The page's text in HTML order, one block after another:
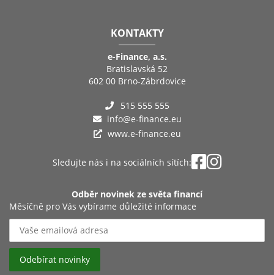
KONTAKTY
e-Finance, a.s.
Bratislavská 52
602 00 Brno-Zábrdovice
515 555 555
info@e-finance.eu
www.e-finance.eu
Sledujte nás i na sociálních sítích:
Odběr novinek ze světa financí
Měsíčně pro Vás vybírame důležité informace